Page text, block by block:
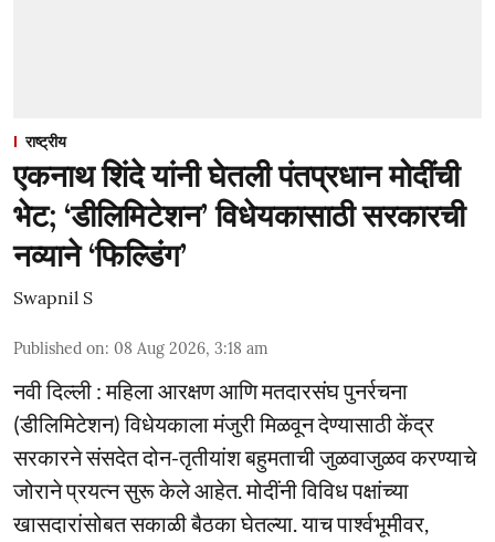
राष्ट्रीय
एकनाथ शिंदे यांनी घेतली पंतप्रधान मोदींची
भेट; ‘डीलिमिटेशन’ विधेयकासाठी सरकारची
नव्याने ‘फिल्डिंग’
Swapnil S
Published on: 08 Aug 2026, 3:18 am
नवी दिल्ली : महिला आरक्षण आणि मतदारसंघ पुनर्रचना
(डीलिमिटेशन) विधेयकाला मंजुरी मिळवून देण्यासाठी केंद्र
सरकारने संसदेत दोन-तृतीयांश बहुमताची जुळवाजुळव करण्याचे
जोराने प्रयत्न सुरू केले आहेत. मोदींनी विविध पक्षांच्या
खासदारांसोबत सकाळी बैठका घेतल्या. याच पार्श्वभूमीवर,